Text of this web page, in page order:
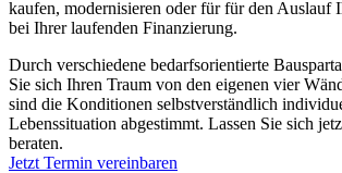
kaufen, modernisieren oder für für den Auslauf
bei Ihrer laufenden Finanzierung.
Durch verschiedene bedarfsorientierte
Sie sich Ihren Traum von den eigenen vier
sind die Konditionen selbstverständlich
Lebenssituation abgestimmt. Lassen Sie sich
beraten.
Jetzt Termin vereinbaren